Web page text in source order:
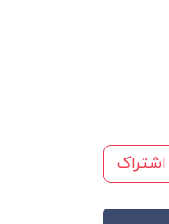
اپ
اشتراک